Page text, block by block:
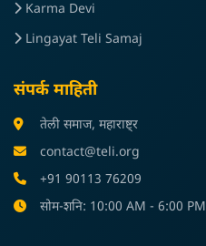
Karma Devi
Lingayat Teli Samaj
संपर्क माहिती
तेली समाज, महाराष्ट्र
contact@teli.org
+91 90113 76209
सोम-शनि: 10:00 AM - 6:00 PM